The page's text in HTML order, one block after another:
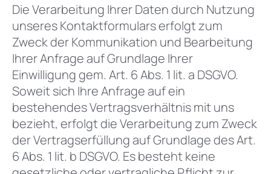
Die Verarbeitung Ihrer Daten durch Nutzung
unseres Kontaktformulars erfolgt zum
Zweck der Kommunikation und Bearbeitung
Ihrer Anfrage auf Grundlage Ihrer
Einwilligung gem. Art. 6 Abs. 1 lit. a DSGVO.
Soweit sich Ihre Anfrage auf ein
bestehendes Vertragsverhältnis mit uns
bezieht, erfolgt die Verarbeitung zum Zweck
der Vertragserfüllung auf Grundlage des Art.
6 Abs. 1 lit. b DSGVO. Es besteht keine